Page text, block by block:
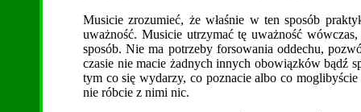
Musicie zrozumieć, że właśnie w ten sposób
uważność. Musicie utrzymać tę uważność
sposób. Nie ma potrzeby forsowania oddechu,
czasie nie macie żadnych innych obowiązków bądź
tym co się wydarzy, co poznacie albo co
nie róbcie z nimi nic.